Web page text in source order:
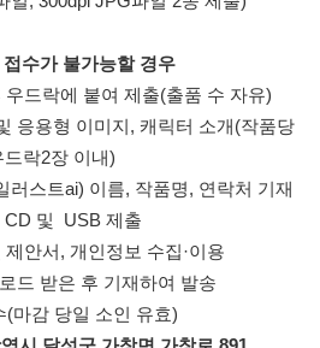
수가 불가능할 경우
드락에 붙여 제출(출품 수 자유)
응용형 이미지, 캐릭터 소개(작품당
드락2장 이내)
러스트ai) 이름, 작품명, 연락처 기재
CD 및 USB 제출
안서, 개인정보 수집·이용
드 받은 후 기재하여 발송
(마감 당일 소인 유효)